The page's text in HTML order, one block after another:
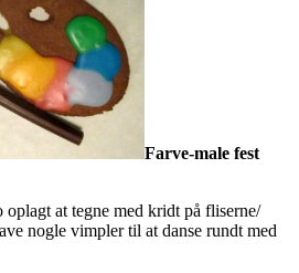
Farve-male fest
at tegne med kridt på fliserne/
nogle vimpler til at danse rundt med